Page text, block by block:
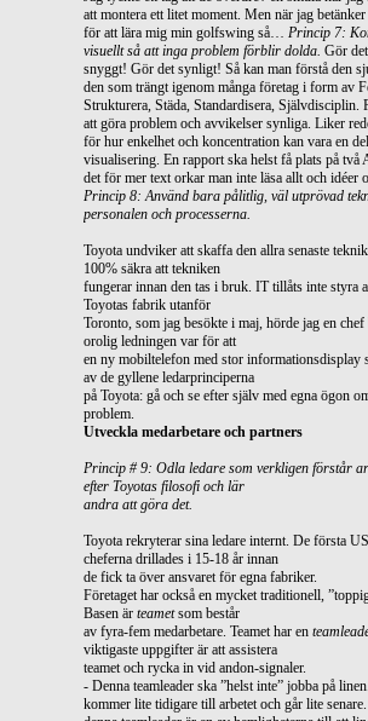
att montera ett litet moment. Men när jag
för att lära mig min golfswing så… Princip 7:
visuellt så att inga problem förblir dolda. Gör
snyggt! Gör det synligt! Så kan man förstå den
den som trängt igenom många företag i form av
Strukturera, Städa, Standardisera, Självdisciplin.
att göra problem och avvikelser synliga. Liker
för hur enkelhet och koncentration kan vara en
visualisering. En rapport ska helst få plats på två
det för mer text orkar man inte läsa allt och idéer
Princip 8: Använd bara pålitlig, väl utprövad
personalen och processerna.
Toyota undviker att skaffa den allra senaste
100% säkra att tekniken
fungerar innan den tas i bruk. IT tillåts inte styra
Toyotas fabrik utanför
Toronto, som jag besökte i maj, hörde jag en
orolig ledningen var för att
en ny mobiltelefon med stor informationsdisplay
av de gyllene ledarprinciperna
på Toyota: gå och se efter själv med egna ögon
problem.
Utveckla medarbetare och partners
Princip # 9: Odla ledare som verkligen förstår
efter Toyotas filosofi och lär
andra att göra det.
Toyota rekryterar sina ledare internt. De första
cheferna drillades i 15-18 år innan
de fick ta över ansvaret för egna fabriker.
Företaget har också en mycket traditionell,
Basen är teametsom består
av fyra-fem medarbetare. Teamet har en
viktigaste uppgifter är att assistera
teamet och rycka in vid andon-signaler.
- Denna teamleader ska ”helst inte” jobba på
kommer lite tidigare till arbetet och går lite senare.